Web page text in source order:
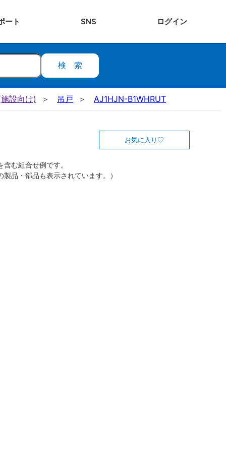
ート SNS ログイン
検索
設向け) 吊戸 AJ1HJN-B1WHRUT
お気に入り
む組合せ例です。
製品・部品も表示されています。）